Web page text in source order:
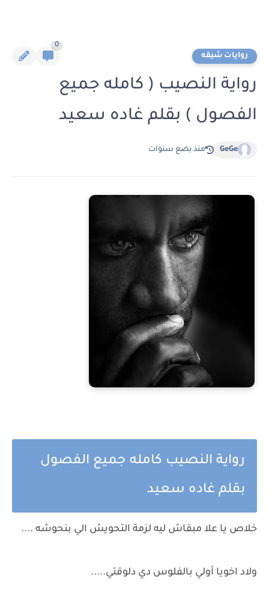
روايات شيقه
0
رواية النصيب ( كامله جميع
الفصول ) بقلم غاده سعيد
GeGe منذ بضع سنوات
رواية النصيب كامله جميع الفصول
بقلم غاده سعيد
خلاص يا علا مبقاش ليه لزمة التحويش الي بنحوشه ....
ولاد اخويا أولي بالفلوس دي دلوقتي.....